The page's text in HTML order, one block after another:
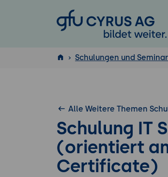
GFU Cyrus AG
ISTQB
Schulungen und
Alle Weitere Themen
Schulung IT
(orientiert
Certificate)